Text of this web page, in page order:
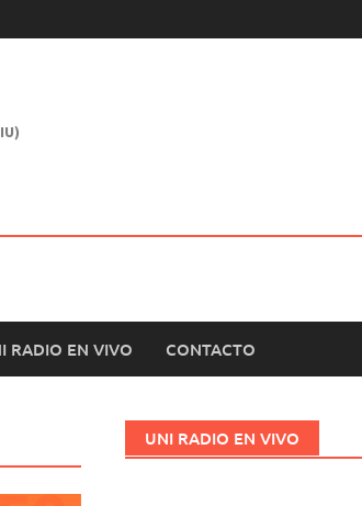
RADIO EN VIVO CONTACTO
UNI RADIO EN VIVO